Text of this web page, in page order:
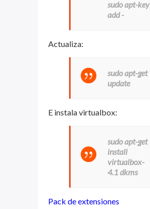
sudo apt-key
add -
Actualiza:
sudo apt-get
update
E instala virtualbox:
sudo apt-get
install
virtualbox-
4.1 dkms
Pack de extensiones